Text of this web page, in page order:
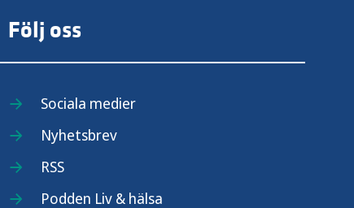
Följ oss
Sociala medier
Nyhetsbrev
RSS
Podden Liv & hälsa